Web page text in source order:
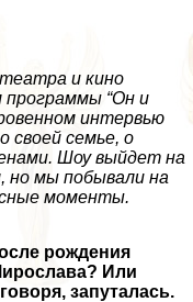
и кино
программы “Он и
интервью
своей семье, о
Шоу выйдет на
но мы побывали на
моменты.
рождения
Или
запуталась.